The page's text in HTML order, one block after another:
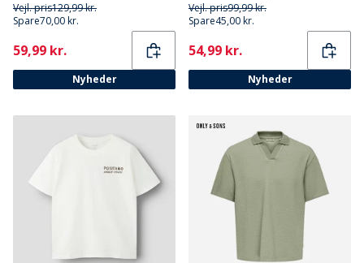
Vejl. pris129,99 kr.
Spare70,00 kr.
Current
59,99 kr.
Nyheder
Vejl. pris99,99 kr.
Spare45,00 kr.
Current
54,99 kr.
Nyheder